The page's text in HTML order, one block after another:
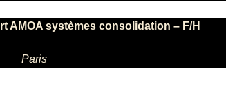
AMOA systèmes consolidation – F/H
Paris